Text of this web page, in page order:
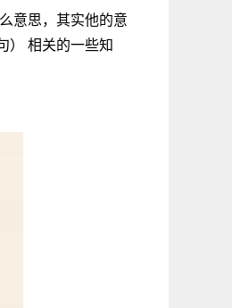
意思，其实他的意
） 相关的一些知